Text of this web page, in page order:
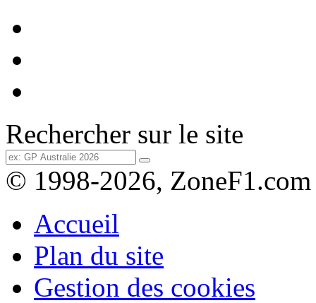
Rechercher sur le site
© 1998-2026, ZoneF1.com
Accueil
Plan du site
Gestion des cookies